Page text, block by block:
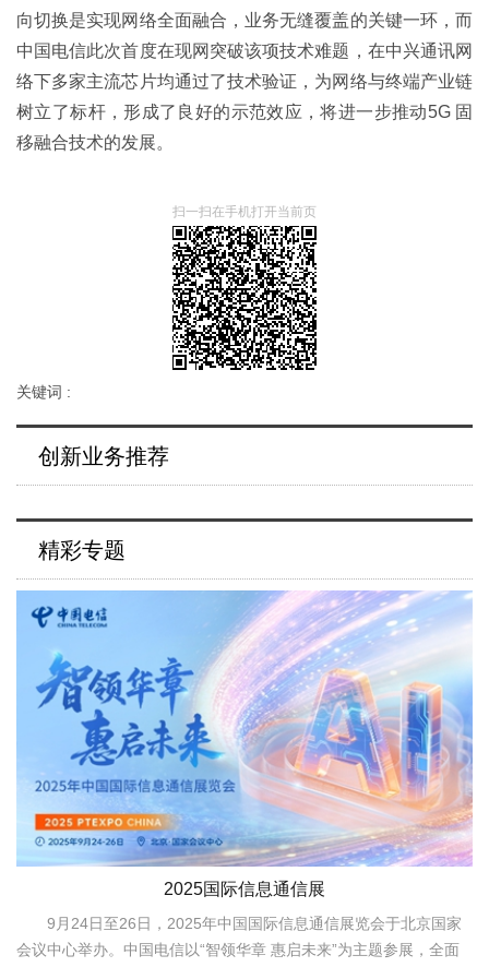
向切换是实现网络全面融合，业务无缝覆盖的关键一环，而
中国电信此次首度在现网突破该项技术难题，在中兴通讯网
络下多家主流芯片均通过了技术验证，为网络与终端产业链
树立了标杆，形成了良好的示范效应，将进一步推动5G 固
移融合技术的发展。
扫一扫在手机打开当前页
关键词 :
创新业务推荐
精彩专题
2025国际信息通信展
9月24日至26日，2025年中国国际信息通信展览会于北京国家
会议中心举办。中国电信以“智领华章 惠启未来”为主题参展，全面